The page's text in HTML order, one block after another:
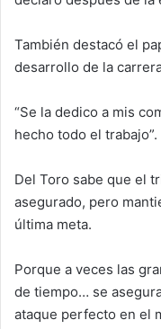
También destacó el
desarrollo de la
“Se la dedico a mis
hecho todo el trabajo”.
Del Toro sabe que el
asegurado, pero
última meta.
Porque a veces las
de tiempo… se
ataque perfecto en el